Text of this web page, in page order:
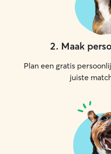
2. Maak
Plan een gratis
juiste